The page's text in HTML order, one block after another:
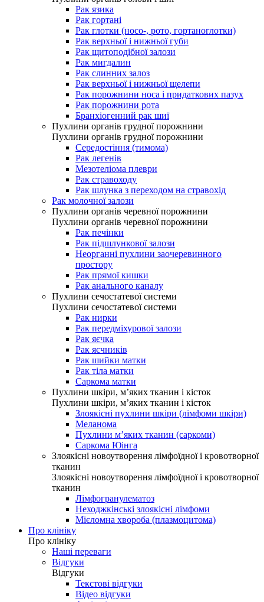
Рак язика
Рак гортані
Рак глотки (носо-, рото, гортаноглотки)
Рак верхньої і нижньої губи
Рак щитоподібної залози
Рак мигдалин
Рак слинних залоз
Рак верхньої і нижньої щелепи
Рак порожнини носа і придаткових пазух
Рак порожнини рота
Бранхіогенний рак шиї
Пухлини органів грудної порожнини
Пухлини органів грудної порожнини
Середостіння (тимома)
Рак легенів
Мезотеліома плеври
Рак стравоходу
Рак шлунка з переходом на стравохід
Рак молочної залози
Пухлини органів черевної порожнини
Пухлини органів черевної порожнини
Рак печінки
Рак підшлункової залози
Неорганні пухлини заочеревинного
простору
Рак прямої кишки
Рак анального каналу
Пухлини сечостатевої системи
Пухлини сечостатевої системи
Рак нирки
Рак передміхурової залози
Рак яєчка
Рак яєчників
Рак шийки матки
Рак тіла матки
Саркома матки
Пухлини шкіри, м’яких тканин і кісток
Пухлини шкіри, м’яких тканин і кісток
Злоякісні пухлини шкіри (лімфоми шкіри)
Меланома
Пухлини м’яких тканин (саркоми)
Саркома Юінга
Злоякісні новоутворення лімфоїдної і кровотворної
тканин
Злоякісні новоутворення лімфоїдної і кровотворної
тканин
Лімфогранулематоз
Неходжкінські злоякісні лімфоми
Мієломна хвороба (плазмоцитома)
Про клініку
Про клініку
Наші переваги
Відгуки
Відгуки
Текстові відгуки
Відео відгуки